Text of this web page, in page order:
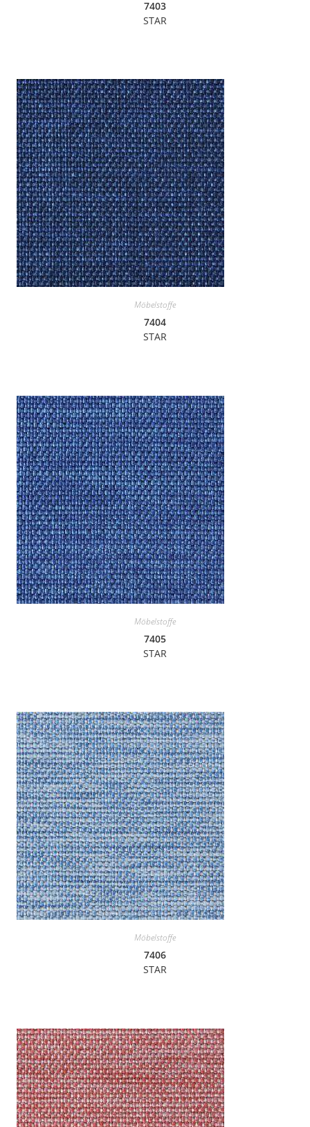
7403
STAR
Möbelstoffe
7404
STAR
Möbelstoffe
7405
STAR
Möbelstoffe
7406
STAR